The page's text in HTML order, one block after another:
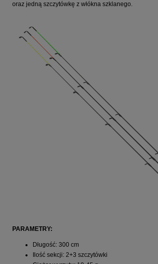
oraz jedną szczytówkę z włókna szklanego.
PARAMETRY:
Długość: 300 cm
Ilość sekcji: 2+3 szczytówki